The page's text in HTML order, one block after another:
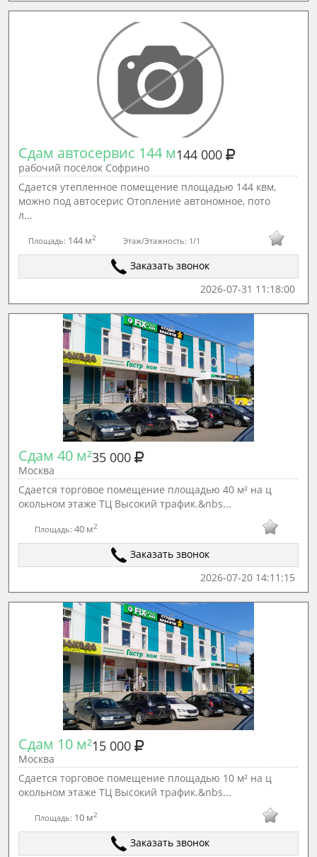
Сдам автосервис 144 м144 000
рабочий посёлок Софрино
Сдается утепленное помещение площадью 144 квм,
можно под автосерис Отопление автономное, пото
л...
Площадь: 144 м2 Этаж/Этажность: 1/1
Заказать звонок
2026-07-31 11:18:00
Сдам 40 м²35 000
Москва
Сдается торговое помещение площадью 40 м² на ц
окольном этаже ТЦ Высокий трафик.&nbs...
Площадь:40 м2
Заказать звонок
2026-07-20 14:11:15
Сдам 10 м²15 000
Москва
Сдается торговое помещение площадью 10 м² на ц
окольном этаже ТЦ Высокий трафик.&nbs...
Площадь: 10 м2
Заказать звонок